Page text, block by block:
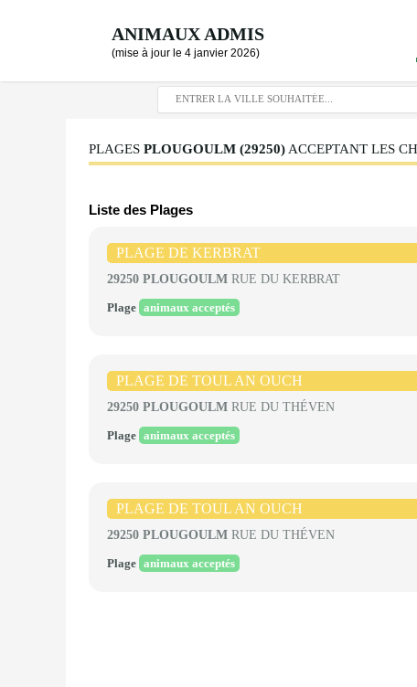
ANIMAUX ADMIS
(mise à jour le 4 janvier 2026)
PLAGES PLOUGOULM (29250) ACCEPTANT LES
Liste des Plages
PLAGE DE KERBRAT
29250 PLOUGOULM RUE DU KERBRAT
Plage animaux acceptés
PLAGE DE TOUL AN OUCH
29250 PLOUGOULM RUE DU THÉVEN
Plage animaux acceptés
PLAGE DE TOUL AN OUCH
29250 PLOUGOULM RUE DU THÉVEN
Plage animaux acceptés